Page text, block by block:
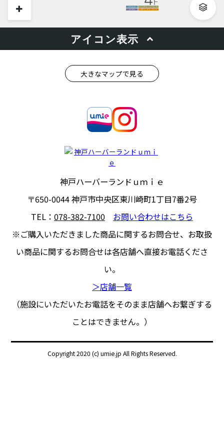
大きなマップで見る
神戸ハーバーランドｕｍｉｅ
〒650-0044神戸市中央区東川崎町1丁目7番2号
TEL： 078-382-7100
お問い合わせはこちら
※ご購入いただきました商品に関するお問合せ、 お取扱
い商品に関するお問合せは各店舗へ直接お電話くださ
い。
＞店舗一覧
（施設にいただいたお電話をそのまま店舗へお繋ぎする
ことはできません。）
Copyright 2020 (c) umie.jp All Rights Reserved.